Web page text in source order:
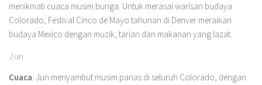
menikmati cuaca musim bunga. Untuk merasai warisan budaya
Colorado, Festival Cinco de Mayo tahunan di Denver meraikan
budaya Mexico dengan muzik, tarian dan makanan yang lazat.
Jun
Cuaca: Jun menyambut musim panas di seluruh Colorado, dengan